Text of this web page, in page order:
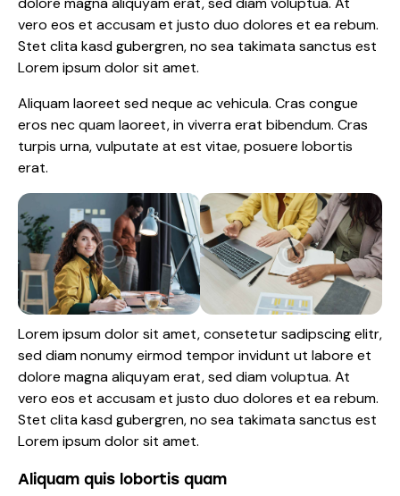
vero eos et accusam et justo duo dolores et ea rebum.
Stet clita kasd gubergren, no sea takimata sanctus est
Lorem ipsum dolor sit amet.
Aliquam laoreet sed neque ac vehicula. Cras congue
eros nec quam laoreet, in viverra erat bibendum. Cras
turpis urna, vulputate at est vitae, posuere lobortis
erat.
Lorem ipsum dolor sit amet, consetetur sadipscing elitr,
sed diam nonumy eirmod tempor invidunt ut labore et
dolore magna aliquyam erat, sed diam voluptua. At
vero eos et accusam et justo duo dolores et ea rebum.
Stet clita kasd gubergren, no sea takimata sanctus est
Lorem ipsum dolor sit amet.
Aliquam quis lobortis quam